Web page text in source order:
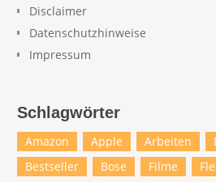
Disclaimer
Datenschutzhinweise
Impressum
Schlagwörter
Amazon Apple Arbeiten
Bestseller
Bose Filme